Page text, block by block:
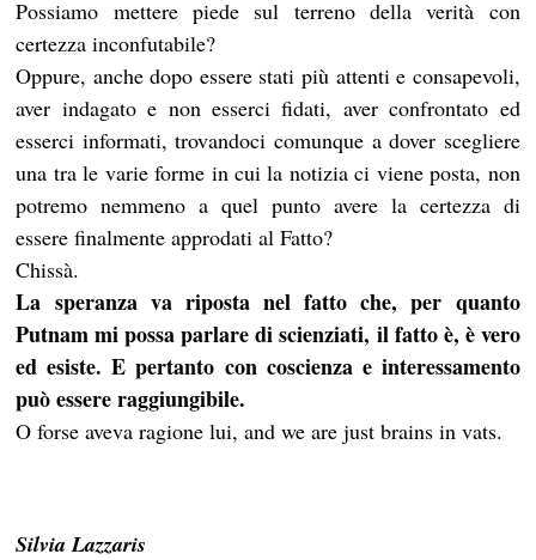
Possiamo mettere piede sul terreno della verità con
certezza inconfutabile?
Oppure, anche dopo essere stati più attenti e consapevoli,
aver indagato e non esserci fidati, aver confrontato ed
esserci informati, trovandoci comunque a dover scegliere
una tra le varie forme in cui la notizia ci viene posta, non
potremo nemmeno a quel punto avere la certezza di
essere finalmente approdati al Fatto?
Chissà.
La speranza va riposta nel fatto che, per quanto
Putnam mi possa parlare di scienziati, il fatto è, è vero
ed esiste. E pertanto con coscienza e interessamento
può essere raggiungibile.
O forse aveva ragione lui, and we are just brains in vats.
Silvia Lazzaris